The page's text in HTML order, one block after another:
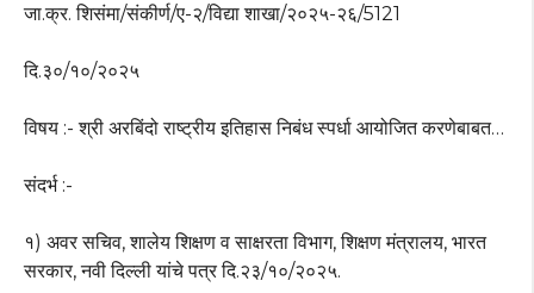
जा.क्र. शिसंमा/संकीर्ण/ए-२/विद्या शाखा/२०२५-२६/5121
दि.३०/१०/२०२५
विषय :- श्री अरबिंदो राष्ट्रीय इतिहास निबंध स्पर्धा आयोजित करणेबाबत…
संदर्भ :-
१) अवर सचिव, शालेय शिक्षण व साक्षरता विभाग, शिक्षण मंत्रालय, भारत
सरकार, नवी दिल्ली यांचे पत्र दि.२३/१०/२०२५.